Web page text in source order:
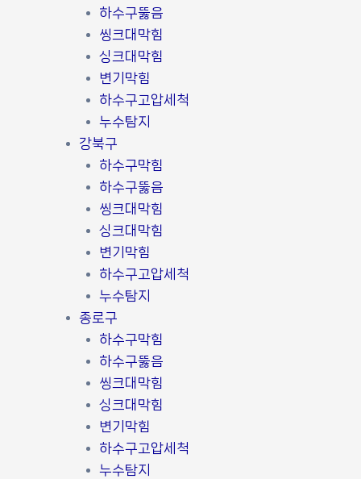
하수구뚫음
씽크대막힘
싱크대막힘
변기막힘
하수구고압세척
누수탐지
강북구
하수구막힘
하수구뚫음
씽크대막힘
싱크대막힘
변기막힘
하수구고압세척
누수탐지
종로구
하수구막힘
하수구뚫음
씽크대막힘
싱크대막힘
변기막힘
하수구고압세척
누수탐지